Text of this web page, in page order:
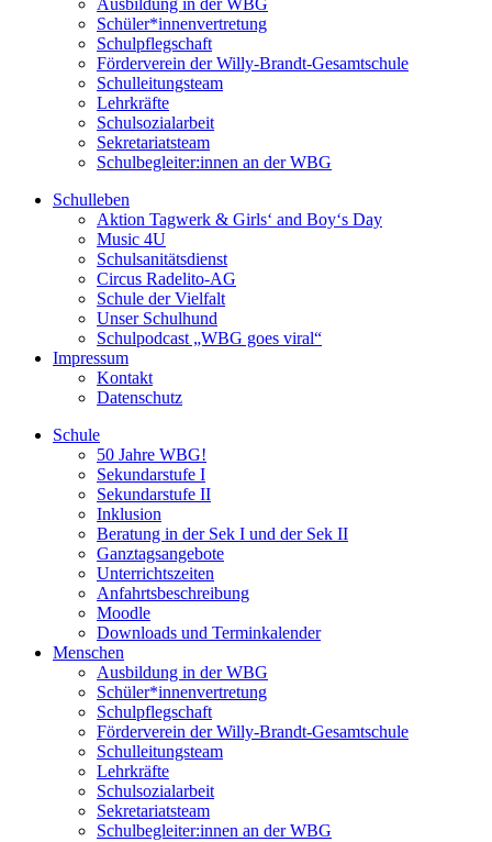
Ausbildung in der WBG
Schüler*innenvertretung
Schulpflegschaft
Förderverein der Willy-Brandt-Gesamtschule
Schulleitungsteam
Lehrkräfte
Schulsozialarbeit
Sekretariatsteam
Schulbegleiter:innen an der WBG
Schulleben
Aktion Tagwerk & Girls‘ and Boy‘s Day
Music 4U
Schulsanitätsdienst
Circus Radelito-AG
Schule der Vielfalt
Unser Schulhund
Schulpodcast „WBG goes viral“
Impressum
Kontakt
Datenschutz
Schule
50 Jahre WBG!
Sekundarstufe I
Sekundarstufe II
Inklusion
Beratung in der Sek I und der Sek II
Ganztagsangebote
Unterrichtszeiten
Anfahrtsbeschreibung
Moodle
Downloads und Terminkalender
Menschen
Ausbildung in der WBG
Schüler*innenvertretung
Schulpflegschaft
Förderverein der Willy-Brandt-Gesamtschule
Schulleitungsteam
Lehrkräfte
Schulsozialarbeit
Sekretariatsteam
Schulbegleiter:innen an der WBG